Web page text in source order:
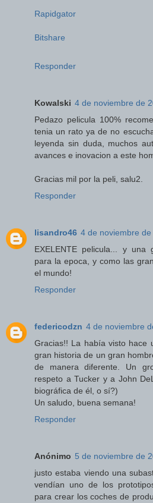
Rapidgator
Bitshare
Responder
Kowalski 4 de noviembre de
Pedazo pelicula 100%
tenia un rato ya de no
leyenda sin duda, muchos
avances e inovacion a este
Gracias mil por la peli, salu2.
Responder
lisandro46 4 de noviembre
EXELENTE pelicula... y una
para la epoca, y como las
el mundo!
Responder
federicodzn 4 de noviembre
Gracias!! La había visto hace
gran historia de un gran
de manera diferente. Un
respeto a Tucker y a John
biográfica de él, o sí?)
Un saludo, buena semana!
Responder
Anónimo 5 de noviembre de
justo estaba viendo una
vendían uno de los
para crear los coches de